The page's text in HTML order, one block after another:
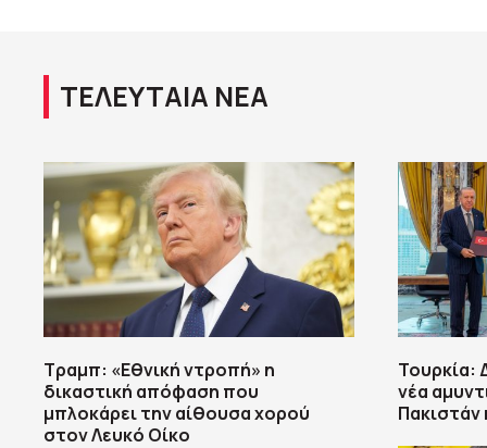
ΤΕΛΕΥΤΑΙΑ ΝΕΑ
Τραμπ: «Εθνική ντροπή» η
δικαστική απόφαση που
μπλοκάρει την αίθουσα χορού
στον Λευκό Οίκο
Τουρκία:
νέα
Πακιστάν